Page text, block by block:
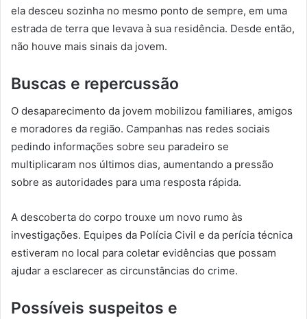
ela desceu sozinha no mesmo ponto de sempre, em uma
estrada de terra que levava à sua residência. Desde então,
não houve mais sinais da jovem.
Buscas e repercussão
O desaparecimento da jovem mobilizou familiares, amigos
e moradores da região. Campanhas nas redes sociais
pedindo informações sobre seu paradeiro se
multiplicaram nos últimos dias, aumentando a pressão
sobre as autoridades para uma resposta rápida.
A descoberta do corpo trouxe um novo rumo às
investigações. Equipes da Polícia Civil e da perícia técnica
estiveram no local para coletar evidências que possam
ajudar a esclarecer as circunstâncias do crime.
Possíveis suspeitos e